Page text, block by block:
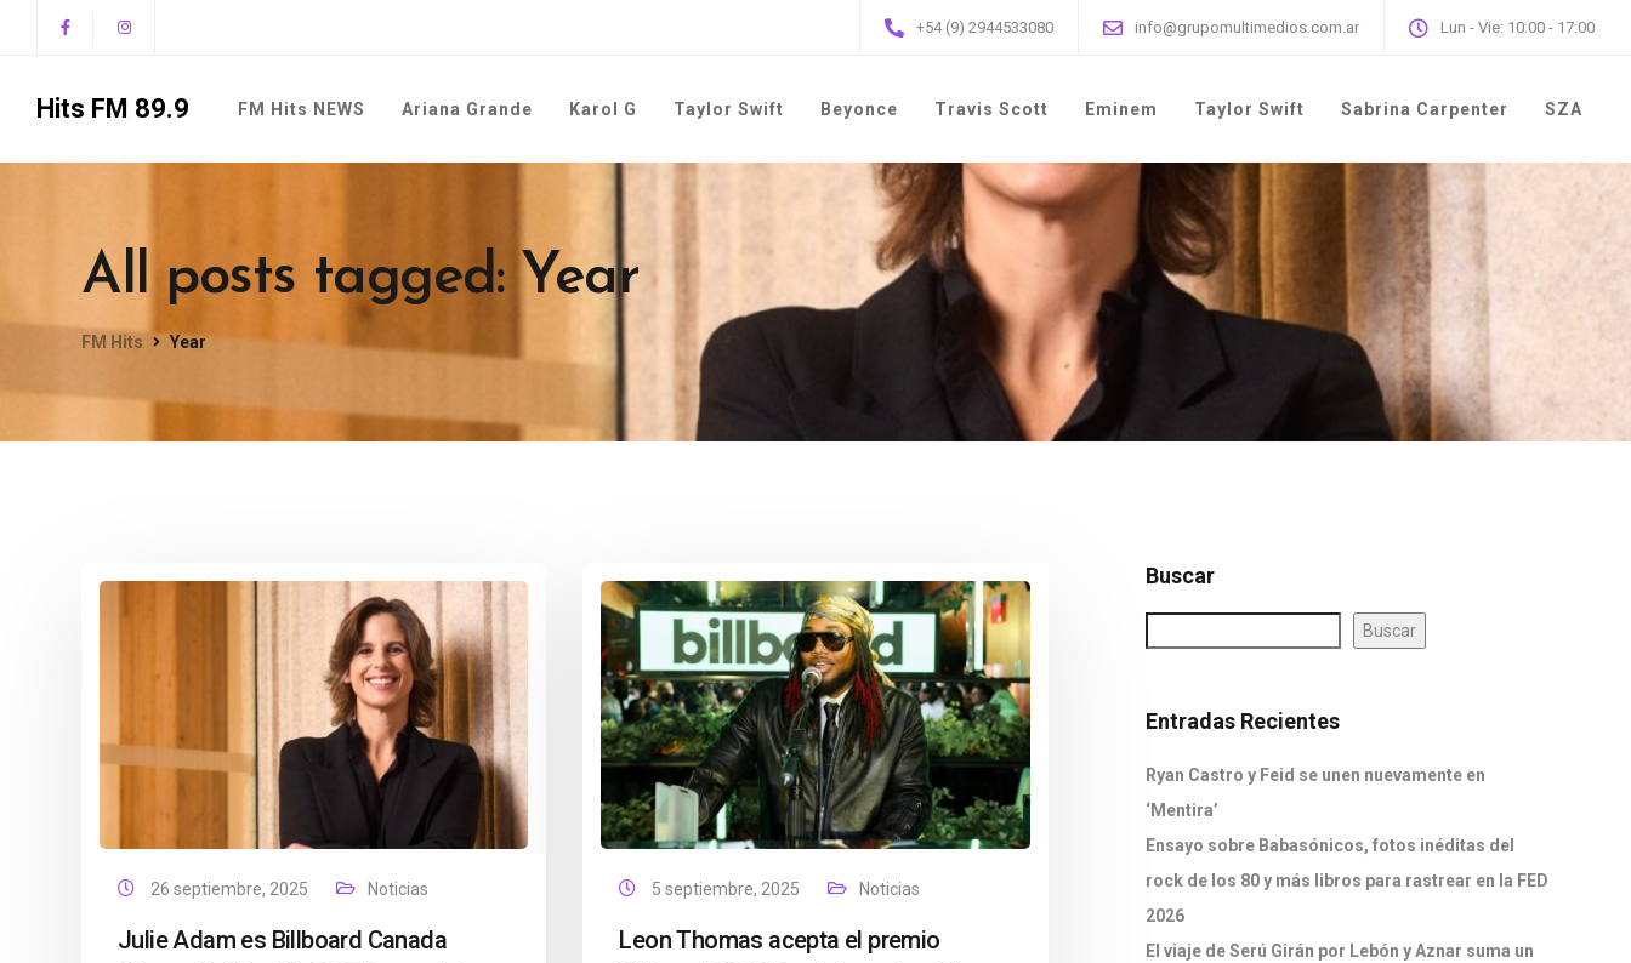
+54 (9) 2944533080 info@grupomultimedios.com.ar Lun - Vie: 10:00 - 17:00
Hits FM 89.9 FM Hits NEWS Ariana Grande Karol G Taylor Swift Beyonce Travis Scott Eminem Taylor Swift Sabrina Carpenter SZA
All posts tagged: Year
FM Hits Year
26 septiembre, 2025 Noticias
Julie Adam es Billboard Canada
5 septiembre, 2025 Noticias
Leon Thomas acepta el premio
Buscar
Buscar
Entradas Recientes
Ryan Castro y Feid se unen nuevamente en
‘Mentira’
Ensayo sobre Babasónicos, fotos inéditas del
rock de los 80 y más libros para rastrear en la FED
2026
El viaje de Serú Girán por Lebón y Aznar suma un